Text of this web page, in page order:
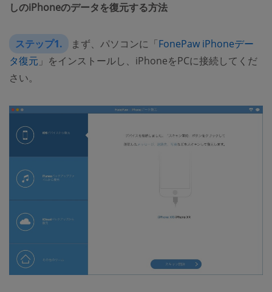
しのiPhoneのデータを復元する方法
ステップ1. まず、パソコンに「FonePaw iPhoneデー
タ復元 」をインストールし、iPhoneをPCに接続してくだ
さい。